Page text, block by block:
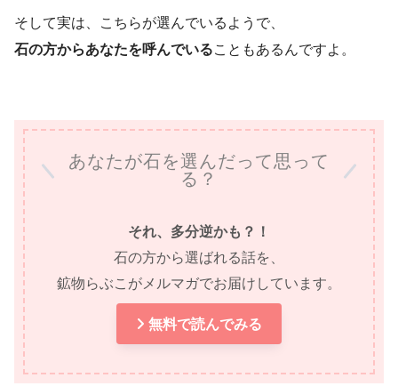
そして実は、こちらが選んでいるようで、
石の方からあなたを呼んでいることもあるんですよ。
あなたが石を選んだって思って
る？
それ、多分逆かも？！
石の方から選ばれる話を、
鉱物らぶこがメルマガでお届けしています。
無料で読んでみる